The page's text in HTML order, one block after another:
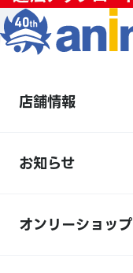
店舗情報
お知らせ
オンリーショップ